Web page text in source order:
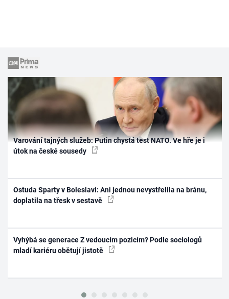
Varování tajných služeb: Putin chystá test NATO. Ve hře je i
útok na české sousedy
Ostuda Sparty v Boleslavi: Ani jednou nevystřelila na bránu,
doplatila na třesk v sestavě
Vyhýbá se generace Z vedoucím pozicím? Podle sociologů
mladí kariéru obětují jistotě